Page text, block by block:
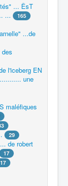
... ÊsT
...
165
...de
l'iceberg EN
une
maléfiques
29
de robert
17
17